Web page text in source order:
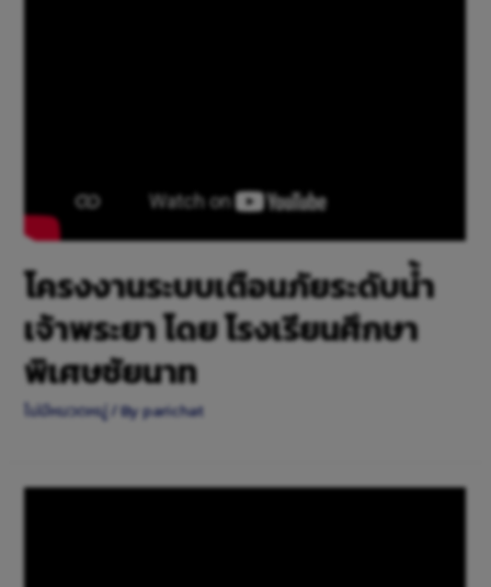
โครงงานระบบเตือนภัยระดับน้ำ
เจ้าพระยา โดย โรงเรียนศึกษา
พิเศษชัยนาท
ไม่มีหมวดหมู่/ Byparichat